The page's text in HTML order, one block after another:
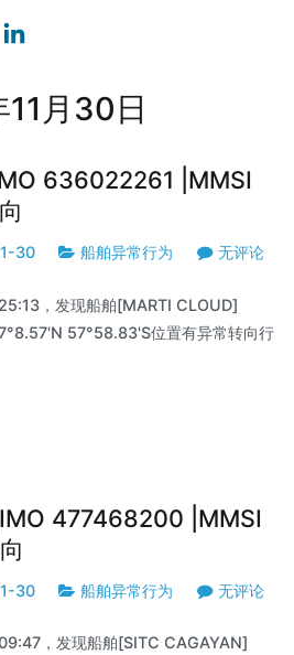
月30日
636022261 |MMSI
30 船舶异常行为 无评论
，发现船舶[MARTI CLOUD]
57°58.83'S位置有异常转向行
477468200 |MMSI
30 船舶异常行为 无评论
，发现船舶[SITC CAGAYAN]